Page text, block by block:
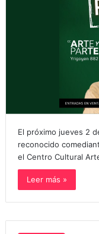
El próximo jueves 2
reconocido
el Centro Cultural
Leer más »